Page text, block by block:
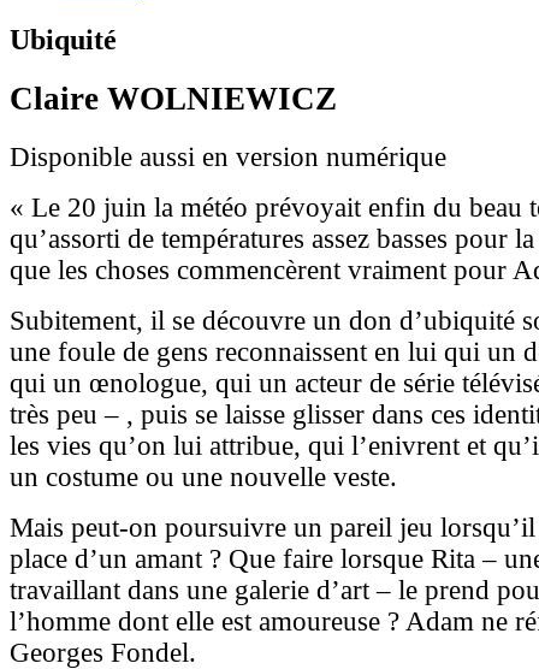
Ubiquité
Claire WOLNIEWICZ
Disponible aussi en version numérique
« Le 20 juin la météo prévoyait enfin du beau
qu’assorti de températures assez basses pour
que les choses commencèrent vraiment pour
Subitement, il se découvre un don d’ubiquité
une foule de gens reconnaissent en lui qui un
qui un œnologue, qui un acteur de série
très peu – , puis se laisse glisser dans ces
les vies qu’on lui attribue, qui l’enivrent et
un costume ou une nouvelle veste.
Mais peut-on poursuivre un pareil jeu lorsqu’il
place d’un amant ? Que faire lorsque Rita –
travaillant dans une galerie d’art – le prend
l’homme dont elle est amoureuse ? Adam ne
Georges Fondel.